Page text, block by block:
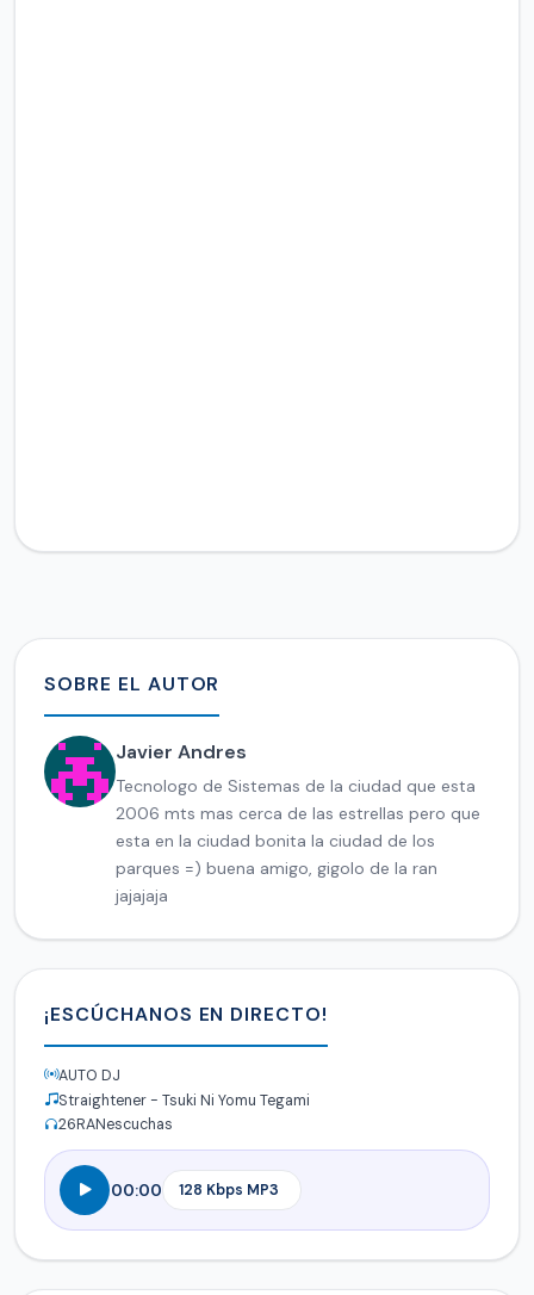
SOBRE EL AUTOR
Javier Andres
Tecnologo de Sistemas de la ciudad que esta
2006 mts mas cerca de las estrellas pero que
esta en la ciudad bonita la ciudad de los
parques =) buena amigo, gigolo de la ran
jajajaja
¡ESCÚCHANOS EN DIRECTO!
AUTO DJ
Straightener - Tsuki Ni Yomu Tegami
26RANescuchas
00:00